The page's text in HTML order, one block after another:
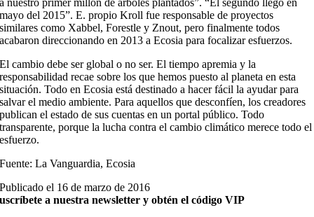
a nuestro primer millón de árboles plantados”. “El segundo llegó en
mayo del 2015”. E. propio Kroll fue responsable de proyectos
similares como Xabbel, Forestle y Znout, pero finalmente todos
acabaron direccionando en 2013 a Ecosia para focalizar esfuerzos.
El cambio debe ser global o no ser. El tiempo apremia y la
responsabilidad recae sobre los que hemos puesto al planeta en esta
situación. Todo en Ecosia está destinado a hacer fácil la ayudar para
salvar el medio ambiente. Para aquellos que desconfíen, los creadores
publican el estado de sus cuentas en un portal público. Todo
transparente, porque la lucha contra el cambio climático merece todo el
esfuerzo.
Fuente: La Vanguardia, Ecosia
Publicado el 16 de marzo de 2016
a nuestra newsletter y obtén el código VIP